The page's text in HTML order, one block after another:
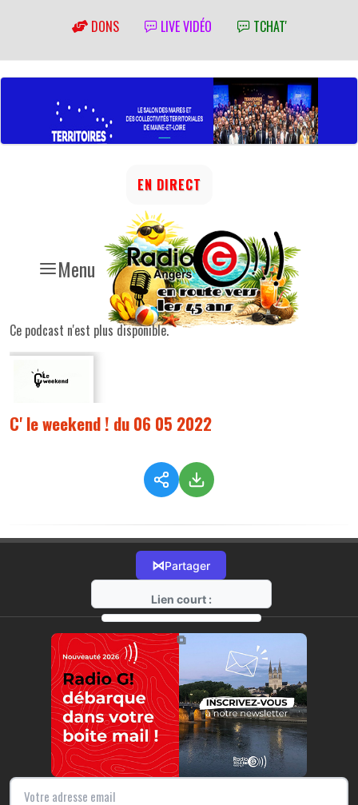
DONS LIVE VIDÉO TCHAT'
Menu
EN DIRECT
Ce podcast n'est plus disponible.
C' le weekend ! du 06 05 2022
⋈Partager
Lien court :
https://radio-g.fr?8256
⧉